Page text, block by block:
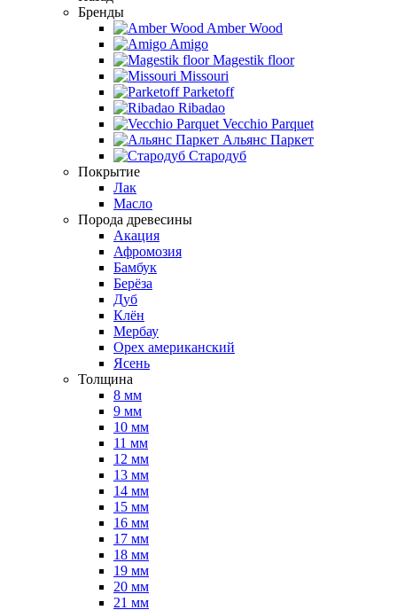
Бренды
Amber Wood
Amigo
Magestik floor
Missouri
Parketoff
Ribadao
Vecchio Parquet
Альянс Паркет
Стародуб
Покрытие
Лак
Масло
Порода древесины
Акация
Афромозия
Бамбук
Берёза
Дуб
Клён
Мербау
Орех американский
Ясень
Толщина
8 мм
9 мм
10 мм
11 мм
12 мм
13 мм
14 мм
15 мм
16 мм
17 мм
18 мм
19 мм
20 мм
21 мм